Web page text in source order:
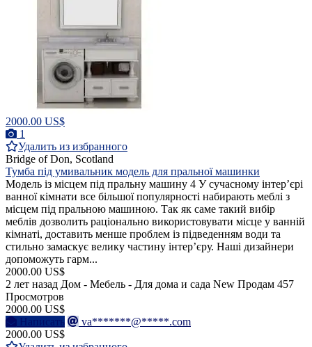
2000.00 US$
1
Удалить из избранного
Bridge of Don, Scotland
Тумба під умивальник модель для пральної машинки
Модель із місцем під пральну машину 4 У сучасному інтер’єрі
ванної кімнати все більшої популярності набирають меблі з
місцем під пральною машиною. Так як саме такий вибір
меблів дозволить раціонально використовувати місце у ванній
кімнаті, доставить менше проблем із підведенням води та
стильно замаскує велику частину інтер’єру. Наші дизайнери
допоможуть гарм...
2000.00 US$
2 лет назад Дом - Мебель - Для дома и сада New Продам 457
Просмотров
2000.00 US$
Написать
va*******@*****.com
2000.00 US$